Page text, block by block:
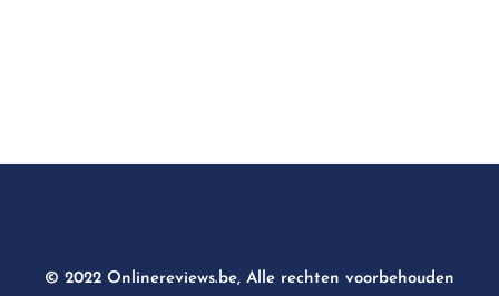
© 2022 Onlinereviews.be, Alle rechten voorbehouden